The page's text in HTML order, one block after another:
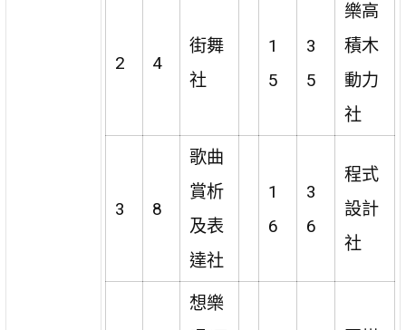
2 4
街舞
社
1
5
3
5
樂高
積木
動力
社
3 8
歌曲
賞析
及表
達社
1
6
3
6
程式
設計
社
想樂